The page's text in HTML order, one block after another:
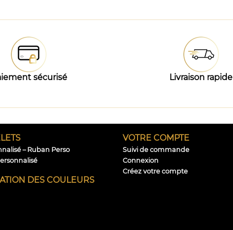
sécurisé Livraison rapide
– Ruban Perso
DES COULEURS
VOTRE COMPTE
Suivi de commande
Connexion
Créez votre compte